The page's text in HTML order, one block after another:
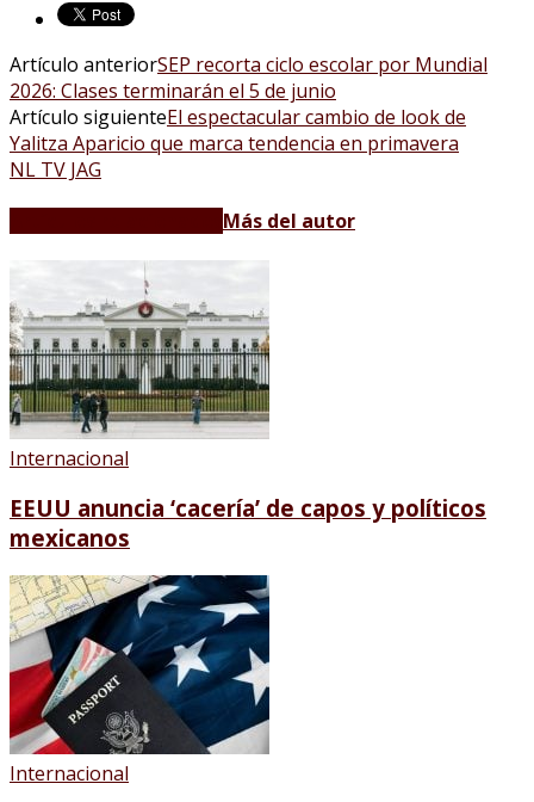
Artículo anteriorSEP recorta ciclo escolar por Mundial
2026: Clases terminarán el 5 de junio
Artículo siguienteEl espectacular cambio de look de
Yalitza Aparicio que marca tendencia en primavera
NL TV JAG
Más del autor
Internacional
EEUU anuncia ‘cacería’ de capos y políticos
mexicanos
Internacional